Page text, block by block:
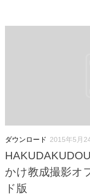
ダウンロード 2015年5月
かけ教成撮影オ
ド版